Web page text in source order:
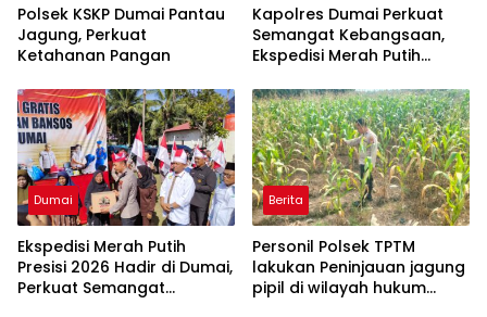
Polsek KSKP Dumai Pantau
Jagung, Perkuat
Ketahanan Pangan
Kapolres Dumai Perkuat
Semangat Kebangsaan,
Ekspedisi Merah Putih
Nyata untuk Rakyat
Dumai
Ekspedisi Merah Putih
Presisi 2026 Hadir di Dumai,
Perkuat Semangat
Berita
Personil Polsek TPTM
lakukan Peninjauan jagung
pipil di wilayah hukum